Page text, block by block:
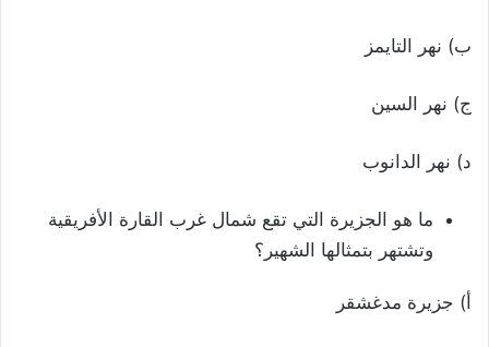
ب) نهر التايمز
ج) نهر السين
د) نهر الدانوب
ما هو الجزيرة التي تقع شمال غرب القارة الأفريقية
وتشتهر بتمثالها الشهير؟
أ) جزيرة مدغشقر